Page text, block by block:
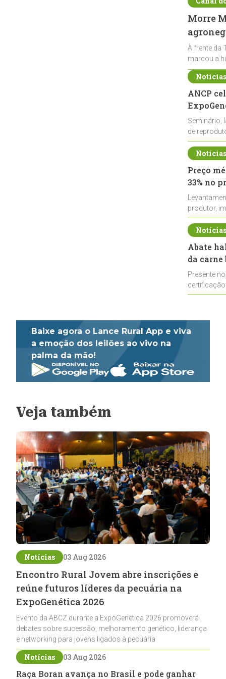
Morre
À frente da
marcou a
ANCP
Seminário,
de
durante a
Preço
33% no
produtor,
de leite cru
Abate
da
Presente
Baixe agora o Lance Rural App e viva
a emoção dos leilões ao vivo na
palma da mão!
Veja também
Notícias 03 Aug 2026
Encontro Rural Jovem abre inscrições e
reúne futuros líderes da pecuária na
ExpoGenética 2026
Evento da ABCZ durante a ExpoGenética 2026 promoverá
debates sobre sucessão, melhoramento genético, liderança
e networking para jovens ligados à pecuária
Notícias 03 Aug 2026
Raça Boran avança no Brasil e pode ganhar